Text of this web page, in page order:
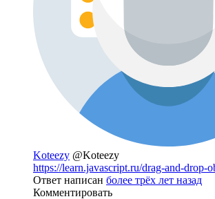
Koteezy @Koteezy
https://learn.javascript.ru/drag-and-drop-
Ответ написан более трёх лет назад
Комментировать